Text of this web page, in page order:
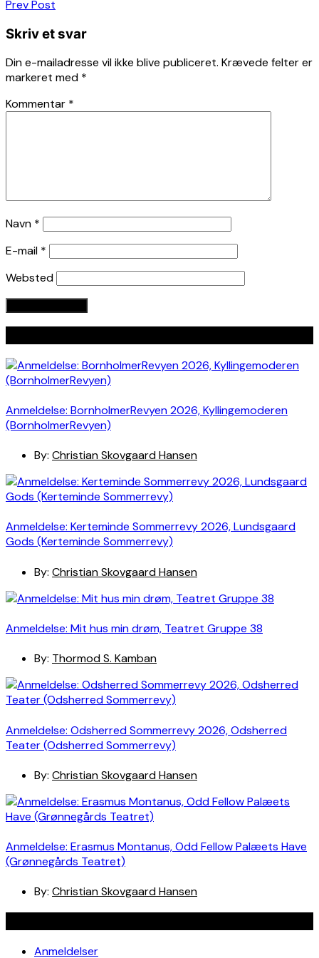
Indlægsnavigation
Prev Post
Skriv et svar
Din e-mailadresse vil ikke blive publiceret. Krævede felter er
markeret med *
Kommentar *
Navn *
E-mail *
Websted
Anmeldelse: BornholmerRevyen 2026, Kyllingemoderen
(BornholmerRevyen)
By: Christian Skovgaard Hansen
Anmeldelse: Kerteminde Sommerrevy 2026, Lundsgaard
Gods (Kerteminde Sommerrevy)
By: Christian Skovgaard Hansen
Anmeldelse: Mit hus min drøm, Teatret Gruppe 38
By: Thormod S. Kamban
Anmeldelse: Odsherred Sommerrevy 2026, Odsherred
Teater (Odsherred Sommerrevy)
By: Christian Skovgaard Hansen
Anmeldelse: Erasmus Montanus, Odd Fellow Palæets Have
(Grønnegårds Teatret)
By: Christian Skovgaard Hansen
Anmeldelser